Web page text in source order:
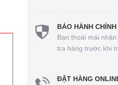
BẢO HÀNH CHÍNH
Bạn thoải mái nhận
tra hàng trước khi
ĐẶT HÀNG